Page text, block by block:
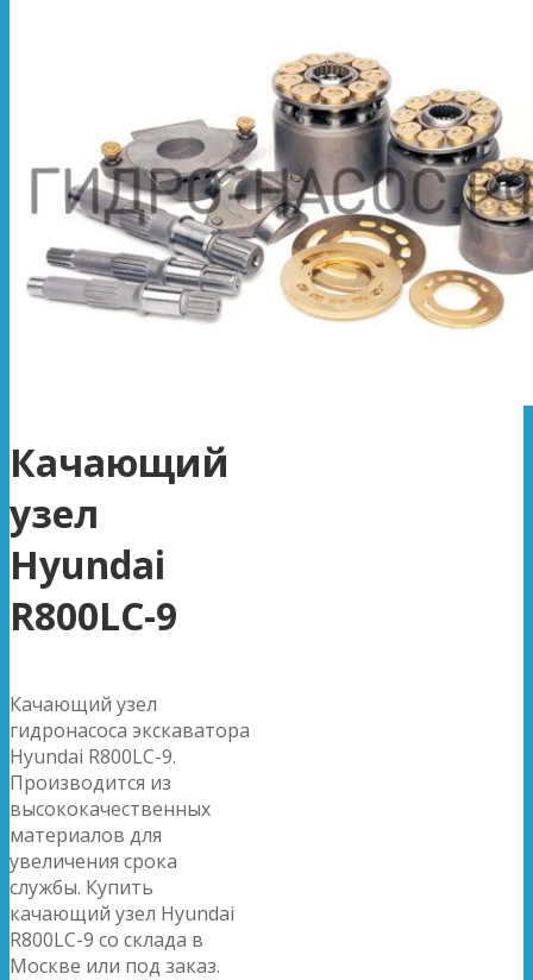
Качающий
узел
Hyundai
R800LC-9
Качающий узел
гидронасоса экскаватора
Hyundai R800LC-9.
Производится из
высококачественных
материалов для
увеличения срока
службы. Купить
качающий узел Hyundai
R800LC-9 со склада в
Москве или под заказ.